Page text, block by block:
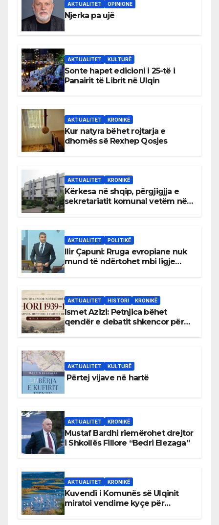
AKTUALITET OPINIONE
Njerka pa ujë
AKTUALITET KULTURË
Sonte hapet edicioni i 25-të i
Panairit të Librit në Ulqin
AKTUALITET KRONIKË
Kur natyra bëhet rojtarja e
dhomës së Rexhep Qosjes
AKTUALITET KRONIKË
Kërkesa në shqip, përgjigjja e
sekretariatit komunal vetëm në
AKTUALITET POLITIKË
Ilir Çapuni: Rruga evropiane nuk
mund të ndërtohet mbi ligje
AKTUALITET HISTORI KRONIKË
Ismet Azizi: Petnjica bëhet
qendër e debatit shkencor për
AKTUALITET KULTURË
Përtej vijave në hartë
AKTUALITET KRONIKË
Mustaf Bardhi riemërohet drejtor
i Shkollës Fillore “Bedri Elezaga”
AKTUALITET KRONIKË
Kuvendi i Komunës së Ulqinit
miratoi vendime kyçe për